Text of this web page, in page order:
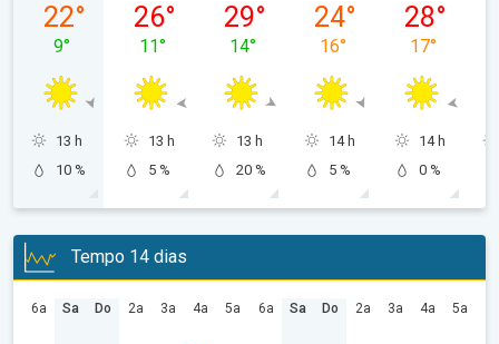
22°
9°
13 h
10 %
26°
11°
13 h
5 %
29°
14°
13 h
20 %
24°
16°
14 h
5 %
28°
17°
14 h
0 %
Tempo 14 dias
6a Sa Do 2a 3a 4a 5a 6a Sa Do 2a 3a 4a 5a